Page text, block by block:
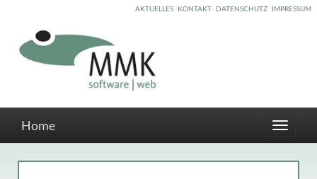
IMPRESSUM
DATENSCHUTZ
KONTAKT
AKTUELLES
Toggle
Home